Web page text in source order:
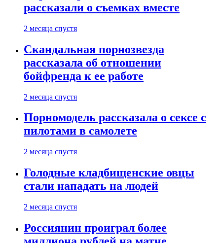
рассказали о съемках вместе
2 месяца спустя
Скандальная порнозвезда
рассказала об отношении
бойфренда к ее работе
2 месяца спустя
Порномодель рассказала о сексе с
пилотами в самолете
2 месяца спустя
Голодные кладбищенские овцы
стали нападать на людей
2 месяца спустя
Россиянин проиграл более